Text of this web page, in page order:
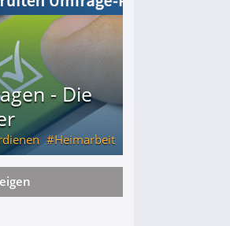
- Die
Heimarbeit